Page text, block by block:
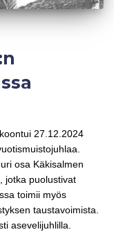
27.12.2024
osa Käkisalmen
jotka puolustivat
toimii myös
taustavoimista.
asevelijuhlilla.